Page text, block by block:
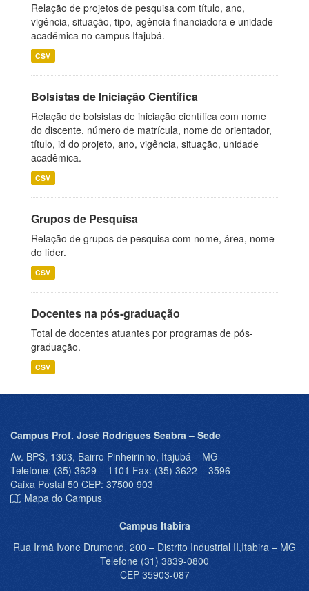
Relação de projetos de pesquisa com título, ano,
vigência, situação, tipo, agência financiadora e unidade
acadêmica no campus Itajubá.
CSV
Bolsistas de Iniciação Científica
Relação de bolsistas de iniciação científica com nome
do discente, número de matrícula, nome do orientador,
título, id do projeto, ano, vigência, situação, unidade
acadêmica.
CSV
Grupos de Pesquisa
Relação de grupos de pesquisa com nome, área, nome
do líder.
CSV
Docentes na pós-graduação
Total de docentes atuantes por programas de pós-
graduação.
CSV
Campus Prof. José Rodrigues Seabra – Sede
Av. BPS, 1303, Bairro Pinheirinho, Itajubá – MG
Telefone: (35) 3629 – 1101 Fax: (35) 3622 – 3596
Caixa Postal 50 CEP: 37500 903
Mapa do Campus
Campus Itabira
Rua Irmã Ivone Drumond, 200 – Distrito Industrial II,Itabira – MG
Telefone (31) 3839-0800
CEP 35903-087